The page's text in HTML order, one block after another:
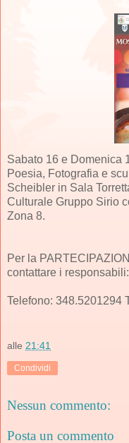
Sabato 16 e Domenica
Poesia, Fotografia e
Scheibler in Sala
Culturale Gruppo Sirio
Zona 8.
Per la
contattare i
Telefono: 348.5201294
alle 21:41
Condividi
Nessun commento:
Posta un commento